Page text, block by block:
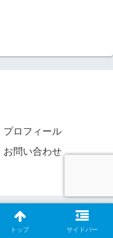
プロフィール
お問い合わせ
トップ サイドバー